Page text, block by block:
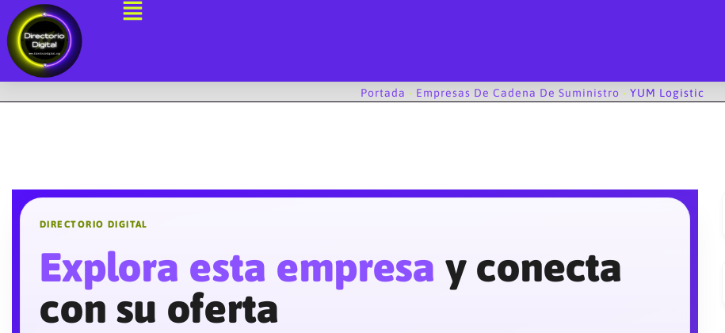
al
contenido
Portada - Empresas De Cadena De Suministro - YUM Logistic
DIRECTORIO DIGITAL
Explora esta empresa y conecta
con su oferta